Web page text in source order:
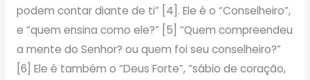
podem contar diante de ti” [4]. Ele é o “Conselheiro”,
e “quem ensina como ele?” [5] “Quem compreendeu
a mente do Senhor? ou quem foi seu conselheiro?”
[6] Ele é também o “Deus Forte”, “sábio de coração,